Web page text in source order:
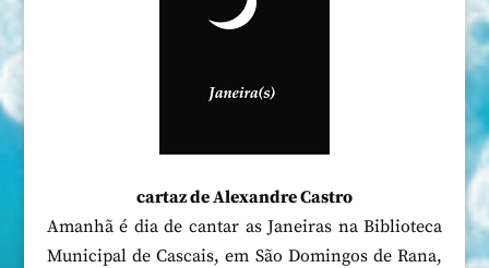
cartaz de Alexandre Castro
Amanhã é dia de cantar as Janeiras na Biblioteca
Municipal de Cascais, em São Domingos de Rana,